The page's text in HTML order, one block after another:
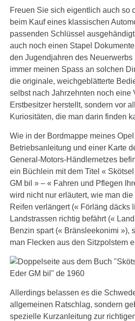
Freuen Sie sich eigentlich auch so
beim Kauf eines klassischen
passenden Schlüssel
auch noch einen Stapel
den Jugendjahren des
immer meinen Spass an solchen
die originale, weichgeblätterte
selbst nach Jahrzehnten noch eine
Erstbesitzer herstellt, sondern vor
Kuriositäten, die man darin finden
Wie in der Bordmappe meines
Betriebsanleitung und einer Karte
General-Motors-Händlernetzes
ein Büchlein mit dem Titel «
GM bil » – « Fahren und Pflegen
wird nicht nur erläutert, wie man
Reifen verlängert (« Förläng däcks
Landstrassen richtig befährt («
Benzin spart (« Bränsleekonimi »),
man Flecken aus den Sitzpolstern
Allerdings belassen es die
allgemeinen Ratschlag, sondern
spezielle Kurzanleitung zur